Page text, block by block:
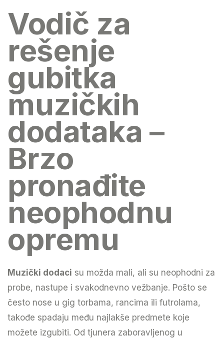
Vodič za
rešenje
gubitka
muzičkih
dodataka –
Brzo
pronađite
neophodnu
opremu
Muzički dodaci su možda mali, ali su neophodni za
probe, nastupe i svakodnevno vežbanje. Pošto se
često nose u gig torbama, rancima ili futrolama,
takođe spadaju među najlakše predmete koje
možete izgubiti. Od tjunera zaboravljenog u